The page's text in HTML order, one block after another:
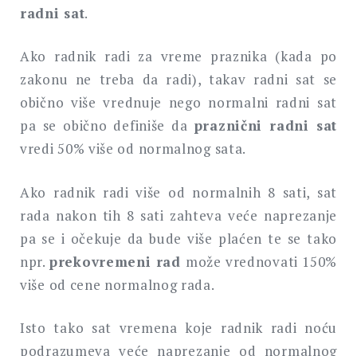
radni sat.
Ako radnik radi za vreme praznika (kada po
zakonu ne treba da radi), takav radni sat se
obično više vrednuje nego normalni radni sat
pa se obično definiše da praznični radni sat
vredi 50% više od normalnog sata.
Ako radnik radi više od normalnih 8 sati, sat
rada nakon tih 8 sati zahteva veće naprezanje
pa se i očekuje da bude više plaćen te se tako
npr.prekovremeni rad može vrednovati 150%
više od cene normalnog rada.
Isto tako sat vremena koje radnik radi noću
podrazumeva veće naprezanje od normalnog